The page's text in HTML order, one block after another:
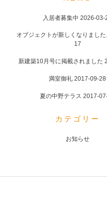
入居者募集中 2026-03-
オブジェクトが新しくなりました
17
新建築10月号に掲載されました
満室御礼 2017-09-28
夏の中野テラス 2017-
カテゴリー
お知らせ